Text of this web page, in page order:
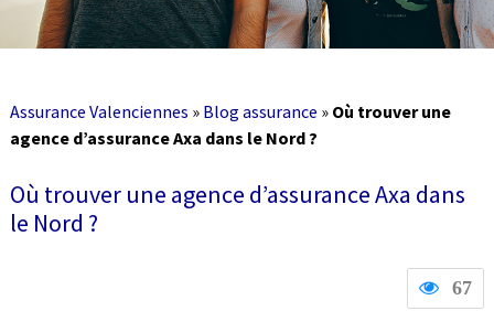
Assurance Valenciennes » Blog assurance » Où trouver une
agence d’assurance Axa dans le Nord ?
Où trouver une agence d’assurance Axa dans
le Nord ?
67